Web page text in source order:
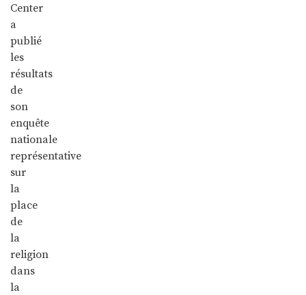
Center
a
publié
les
résultats
de
son
enquête
nationale
représentative
sur
la
place
de
la
religion
dans
la